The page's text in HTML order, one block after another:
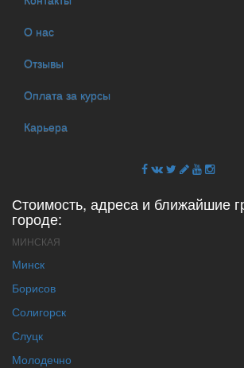
О нас
Отзывы
Оплата за курсы
Карьера
Стоимость, адреса и ближайшие
городе:
МИНСКАЯ
Минск
Борисов
Солигорск
Слуцк
Молодечно